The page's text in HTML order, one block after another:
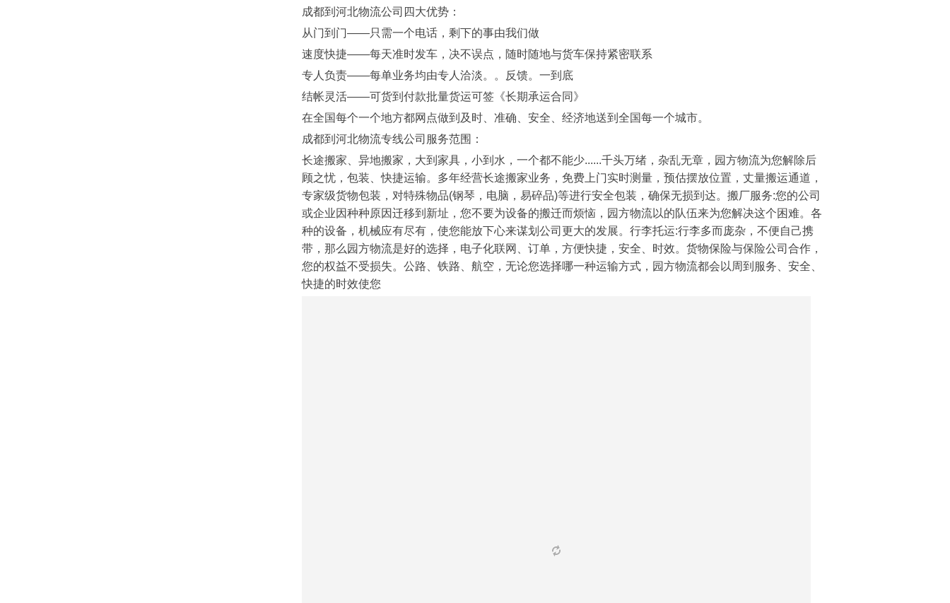
成都到河北物流公司四大优势：
从门到门——只需一个电话，剩下的事由我们做
速度快捷——每天准时发车，决不误点，随时随地与货车保持紧密联系
专人负责——每单业务均由专人洽淡。。反馈。一到底
结帐灵活——可货到付款批量货运可签《长期承运合同》
在全国每个一个地方都网点做到及时、准确、安全、经济地送到全国每一个城市。
成都到河北物流专线公司服务范围：
长途搬家、异地搬家，大到家具，小到水，一个都不能少......千头万绪，杂乱无章，园方物流为您解除后
顾之忧，包装、快捷运输。多年经营长途搬家业务，免费上门实时测量，预估摆放位置，丈量搬运通道，
专家级货物包装，对特殊物品(钢琴，电脑，易碎品)等进行安全包装，确保无损到达。搬厂服务:您的公司
或企业因种种原因迁移到新址，您不要为设备的搬迁而烦恼，园方物流以的队伍来为您解决这个困难。各
种的设备，机械应有尽有，使您能放下心来谋划公司更大的发展。行李托运:行李多而庞杂，不便自己携
带，那么园方物流是好的选择，电子化联网、订单，方便快捷，安全、时效。货物保险与保险公司合作，
您的权益不受损失。公路、铁路、航空，无论您选择哪一种运输方式，园方物流都会以周到服务、安全、
快捷的时效使您